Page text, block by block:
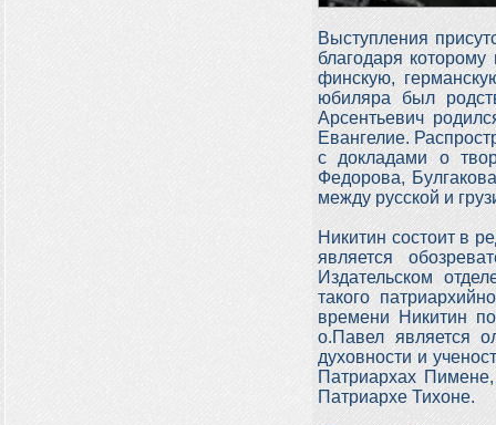
Выступления
благодаря
финскую,
юбиляра был
Арсентьевич
Евангелие.
с докладами о
Федорова,
между русской и
Никитин состоит в
является
Издательском
такого
времени Никитин
о.Павел является
духовности и
Патриархах
Патриархе Тихоне.